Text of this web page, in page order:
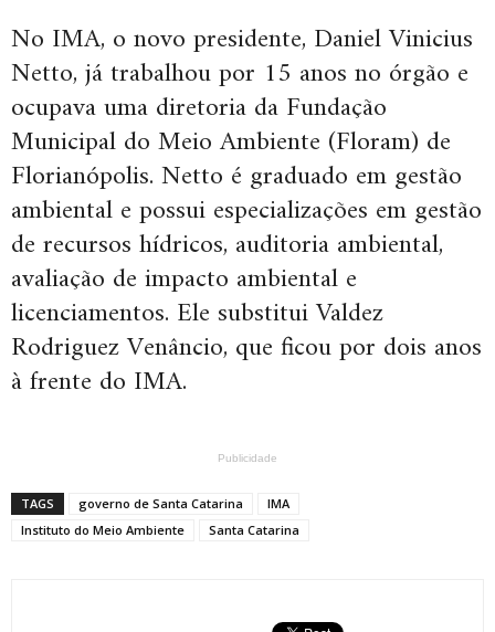
No IMA, o novo presidente, Daniel Vinicius
Netto, já trabalhou por 15 anos no órgão e
ocupava uma diretoria da Fundação
Municipal do Meio Ambiente (Floram) de
Florianópolis. Netto é graduado em gestão
ambiental e possui especializações em gestão
de recursos hídricos, auditoria ambiental,
avaliação de impacto ambiental e
licenciamentos. Ele substitui Valdez
Rodriguez Venâncio, que ficou por dois anos
à frente do IMA.
Publicidade
TAGS governo de Santa Catarina
IMA
Instituto do Meio Ambiente
Santa Catarina